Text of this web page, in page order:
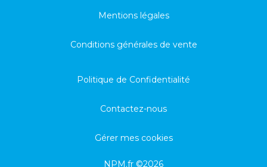
Mentions légales
Conditions générales de vente
Politique de Confidentialité
Contactez-nous
Gérer mes cookies
NPM.fr ©2026